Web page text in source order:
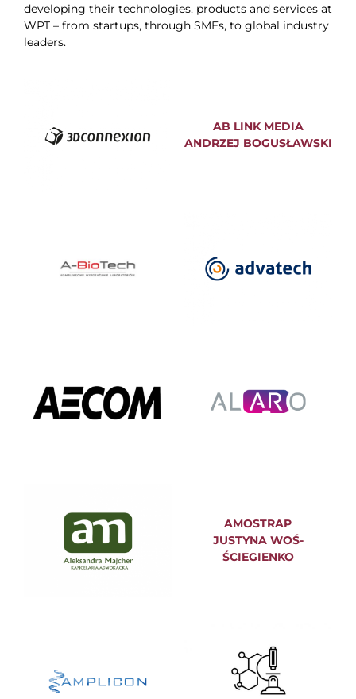
developing their technologies, products and services at
WPT – from startups, through SMEs, to global industry
leaders.
AB LINK MEDIA
ANDRZEJ BOGUSŁAWSKI
AMOSTRAP
JUSTYNA WOŚ-
ŚCIEGIENKO